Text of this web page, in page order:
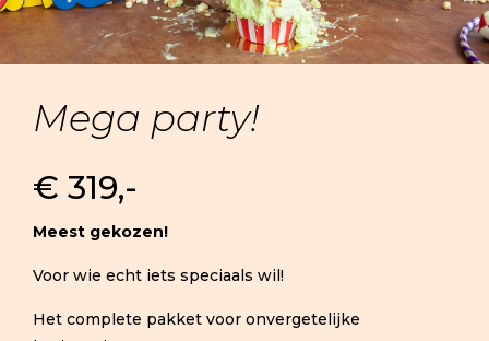
Mega party!
€ 319,-
Meest gekozen!
Voor wie echt iets speciaals wil!
Het complete pakket voor onvergetelijke